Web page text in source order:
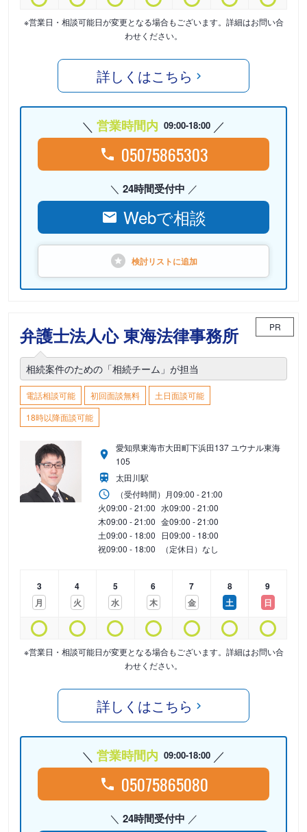
※営業日・相談可能日が変更となる場合もございます。詳細はお問い合
わせください。
詳しくはこちら
営業時間内 09:00-18:00
05075865303
24時間受付中
Webで相談
検討リストに追加
弁護士法人心 東海法律事務所 PR
相続案件のための「相続チーム」が担当
電話相談可能 初回面談無料
土日面談可能
18時以降面談可能
愛知県東海市大田町下浜田137 ユウナル東海
105
太田川駅
（受付時間） 月09:00 - 21:00
火09:00 - 21:00 水09:00 - 21:00
木09:00 - 21:00 金09:00 - 21:00
土09:00 - 18:00 日09:00 - 18:00
祝09:00 - 18:00 （定休日）なし
3
月
4
火
5
水
6
木
7
金
8
土
9
日
※営業日・相談可能日が変更となる場合もございます。詳細はお問い合
わせください。
詳しくはこちら
営業時間内 09:00-18:00
05075865080
24時間受付中